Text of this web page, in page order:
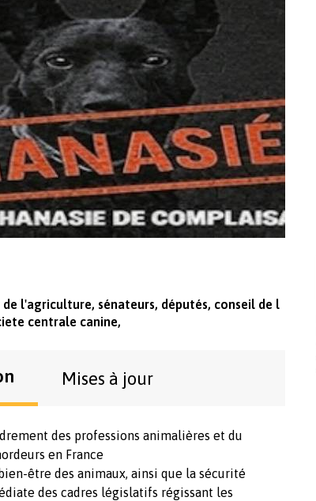
l'agriculture, sénateurs, députés, conseil de l
centrale canine,
Mises à jour
des professions animalières et du
en France
être des animaux, ainsi que la sécurité
des cadres législatifs régissant les